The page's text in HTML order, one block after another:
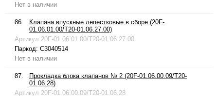
Нет в наличии
86.
Клапана впускные лепестковые в сборе (20F-
01.06.01.00/T20-01.06.27.00)
Артикул 20F-01.06.01.00/T20-01.06.27.00
Паркод: C3040514
Нет в наличии
87.
Прокладка блока клапанов № 2 (20F-01.06.00.09/T20-
01.06.28)
Артикул 20F-01.06.00.09/T20-01.06.28